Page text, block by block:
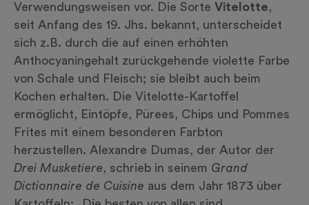
Verwendungsweisen vor. Die Sorte Vitelotte,
seit Anfang des 19. Jhs. bekannt, unterscheidet
sich z.B. durch die auf einen erhöhten
Anthocyaningehalt zurückgehende violette Farbe
von Schale und Fleisch; sie bleibt auch beim
Kochen erhalten. Die Vitelotte-Kartoffel
ermöglicht, Eintöpfe, Pürees, Chips und Pommes
Frites mit einem besonderen Farbton
herzustellen. Alexandre Dumas, der Autor der
Drei Musketiere, schrieb in seinem Grand
Dictionnaire de Cuisine aus dem Jahr 1873 über